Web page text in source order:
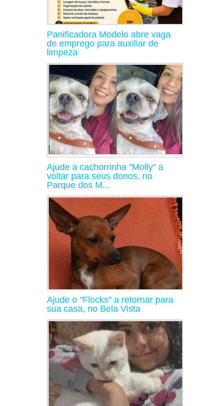
Panificadora Modelo abre vaga
de emprego para auxiliar de
limpeza
Ajude a cachorrinha "Molly" a
voltar para seus donos, no
Parque dos M...
Ajude o "Flocks" a retornar para
sua casa, no Bela Vista